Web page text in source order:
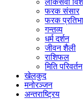
लाेकसेवा
फरक संसार
फरक प्रतिभा
गन्तव्य
धर्म दर्शन
जीवन शैली
राशिफल
मिति परिवर्तन
खेलकुद
मनोरञ्जन
अन्तराष्ट्रिय